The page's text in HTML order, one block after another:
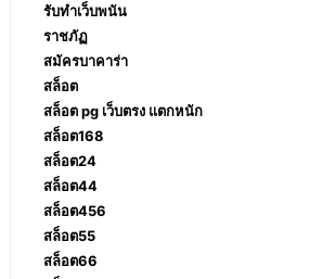
รับทำเว็บพนัน
ราชภัฏ
สมัครบาคาร่า
สล็อต
สล็อต pg เว็บตรง แตกหนัก
สล็อต168
สล็อต24
สล็อต44
สล็อต456
สล็อต55
สล็อต66